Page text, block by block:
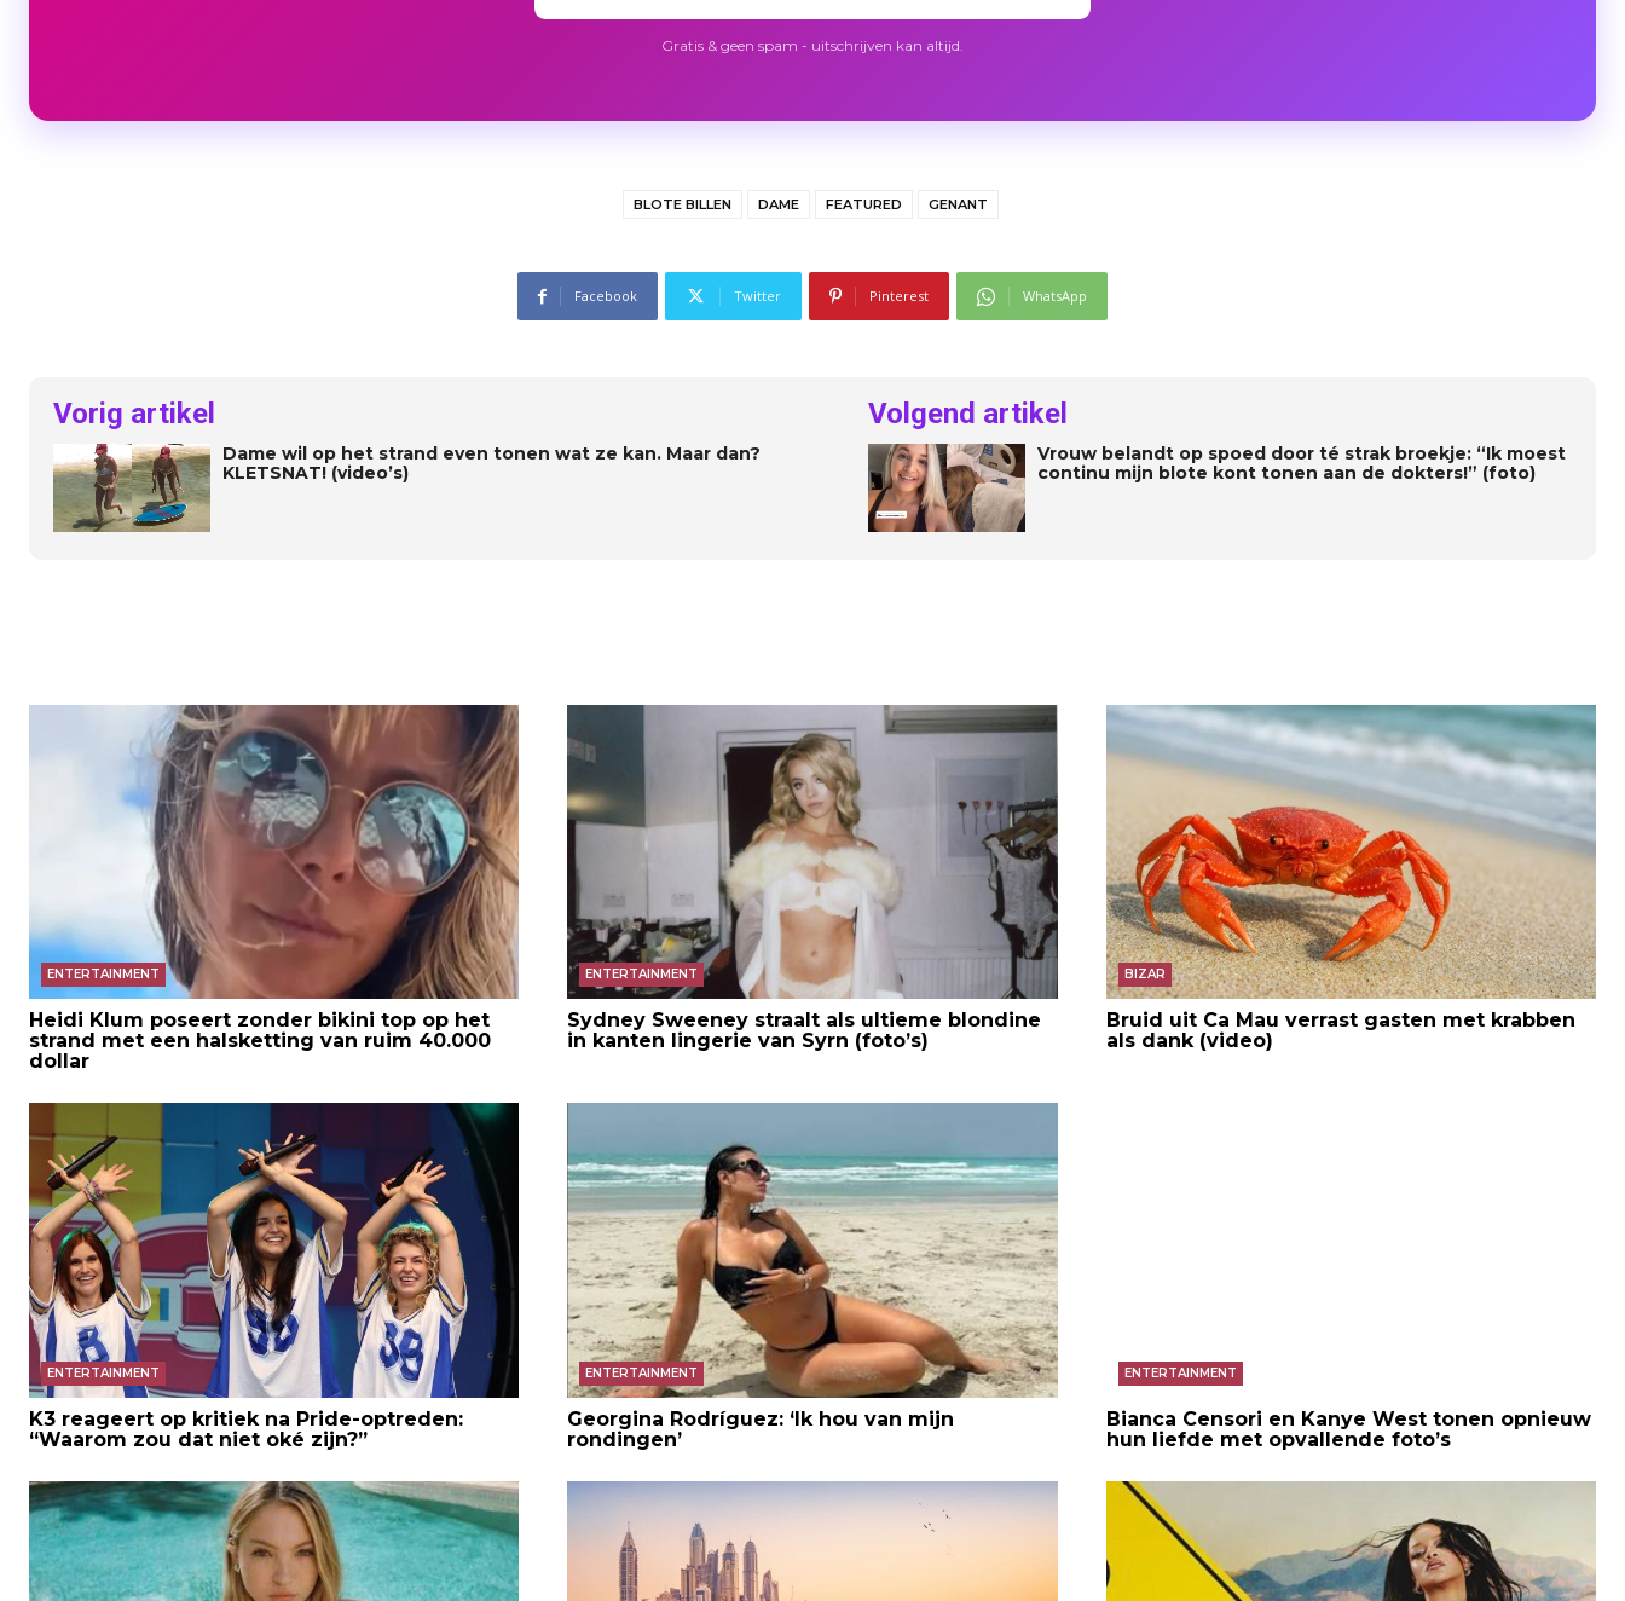
Gratis & geen spam - uitschrijven kan altijd.
BLOTE BILLEN DAME FEATURED GENANT
Facebook Twitter Pinterest WhatsApp
Vorig artikel
Dame wil op het strand even tonen wat ze kan. Maar dan?
KLETSNAT! (video’s)
Volgend artikel
Vrouw belandt op spoed door té strak broekje: “Ik moest
continu mijn blote kont tonen aan de dokters!” (foto)
ENTERTAINMENT
Heidi Klum poseert zonder bikini top op het
strand met een halsketting van ruim 40.000
dollar
ENTERTAINMENT
Sydney Sweeney straalt als ultieme blondine
in kanten lingerie van Syrn (foto’s)
BIZAR
Bruid uit Ca Mau verrast gasten met krabben
als dank (video)
ENTERTAINMENT
K3 reageert op kritiek na Pride-optreden:
“Waarom zou dat niet oké zijn?”
ENTERTAINMENT
Georgina Rodríguez: ‘Ik hou van mijn
rondingen’
ENTERTAINMENT
Bianca Censori en Kanye West tonen opnieuw
hun liefde met opvallende foto’s